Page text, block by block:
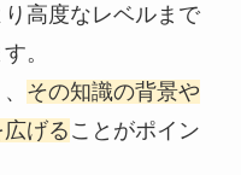
高度なレベルまで
。
その知識の背景や
げることがポイン